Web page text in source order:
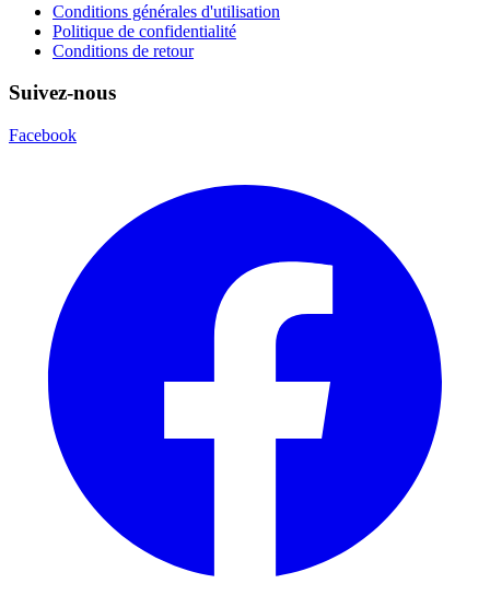
Conditions générales d'utilisation
Politique de confidentialité
Conditions de retour
Suivez-nous
Facebook